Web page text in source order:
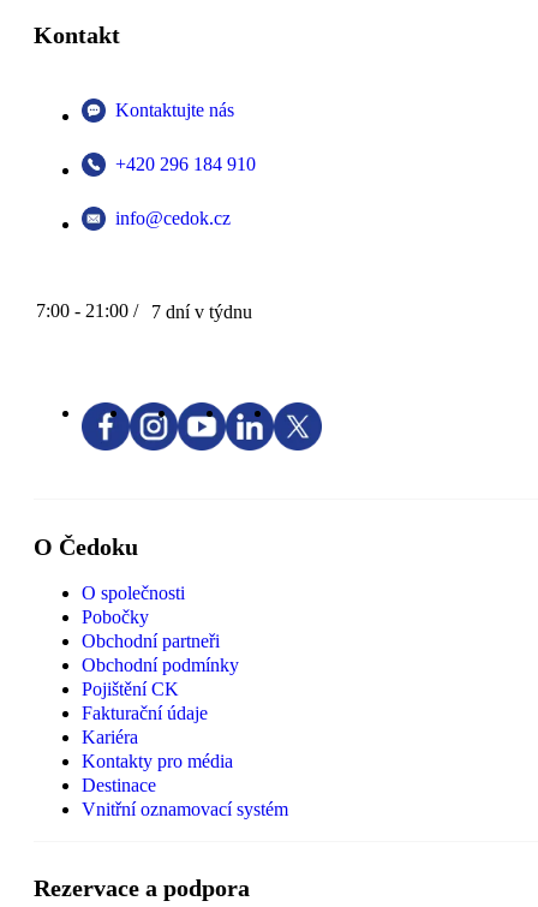
Kontakt
Kontaktujte nás
+420 296 184 910
info@cedok.cz
7:00 - 21:00 / 7 dní v týdnu
O Čedoku
O společnosti
Pobočky
Obchodní partneři
Obchodní podmínky
Pojištění CK
Fakturační údaje
Kariéra
Kontakty pro média
Destinace
Vnitřní oznamovací systém
Rezervace a podpora